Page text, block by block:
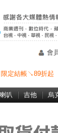
會
定結帳↘89折起
叭 吉他 烏